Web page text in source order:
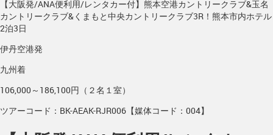
【大阪発/ANA便利用/レンタカー付】熊本空港カントリークラブ&玉名
カントリークラブ&くまもと中央カントリークラブ3R！熊本市内ホテル
2泊3日
伊丹空港発
九州着
106,000～186,100円（２名１室）
ツアーコード：BK-AEAK-RJR006【媒体コード：004】